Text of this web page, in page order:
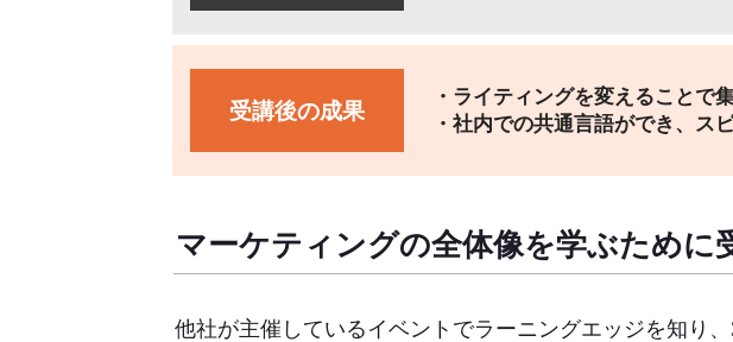
受講後の成果
・ライティングを変えることで
・社内での共通言語ができ、ス
マーケティングの全体像を学ぶために
他社が主催しているイベントでラーニングエッジを知り